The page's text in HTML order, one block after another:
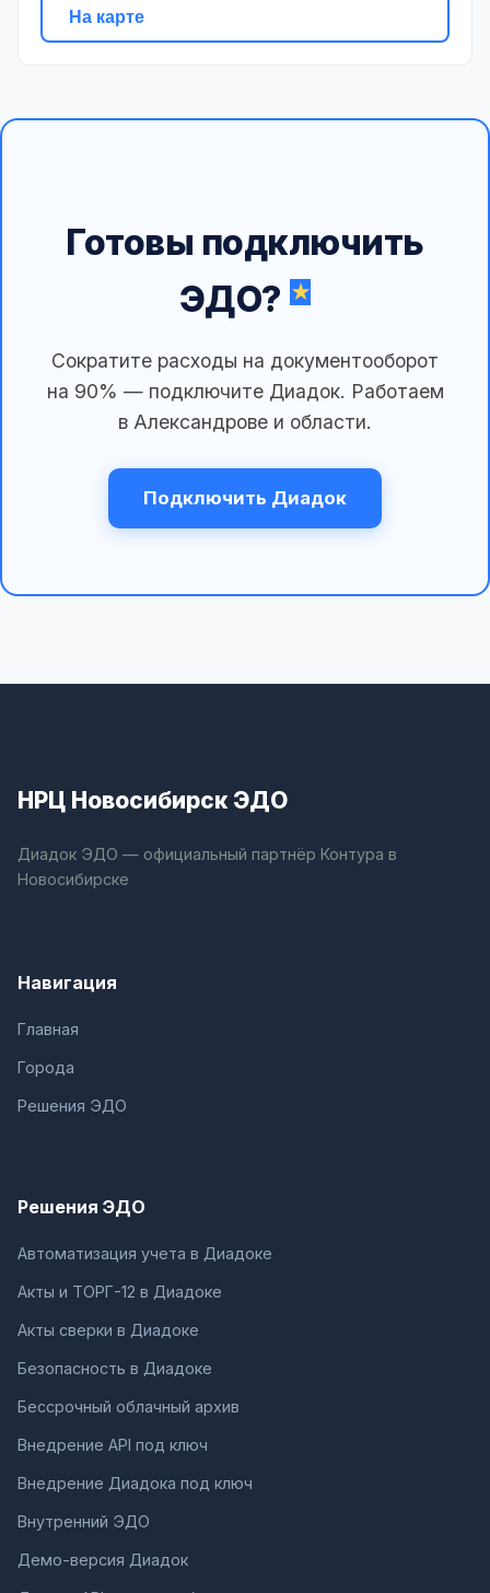
На карте
Готовы подключить
ЭДО?
Сократите расходы на документооборот
на 90% — подключите Диадок. Работаем
в Александрове и области.
Подключить Диадок
НРЦ Новосибирск ЭДО
Диадок ЭДО — официальный партнёр Контура в
Новосибирске
Навигация
Главная
Города
Решения ЭДО
Решения ЭДО
Автоматизация учета в Диадоке
Акты и ТОРГ-12 в Диадоке
Акты сверки в Диадоке
Безопасность в Диадоке
Бессрочный облачный архив
Внедрение API под ключ
Внедрение Диадока под ключ
Внутренний ЭДО
Демо-версия Диадок